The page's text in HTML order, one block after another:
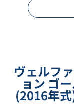
ヴェルフ
ョン ゴ
(2016年